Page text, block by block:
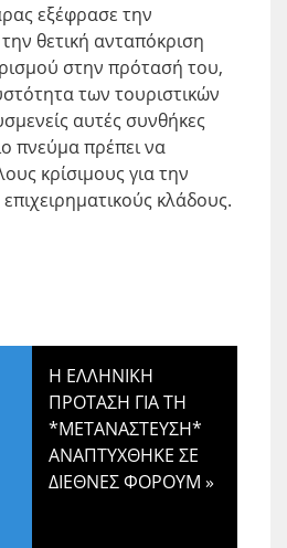
εξέφρασε την
θετική ανταπόκριση
στην πρότασή του,
των τουριστικών
αυτές συνθήκες
πνεύμα πρέπει να
κρίσιμους για την
κλάδους.
Η ΕΛΛΗΝΙΚΗ
ΠΡΟΤΑΣΗ ΓΙΑ ΤΗ
*ΜΕΤΑΝΑΣΤΕΥΣΗ*
ΑΝΑΠΤΥΧΘΗΚΕ ΣΕ
ΔΙΕΘΝΕΣ ΦΟΡΟΥΜ »